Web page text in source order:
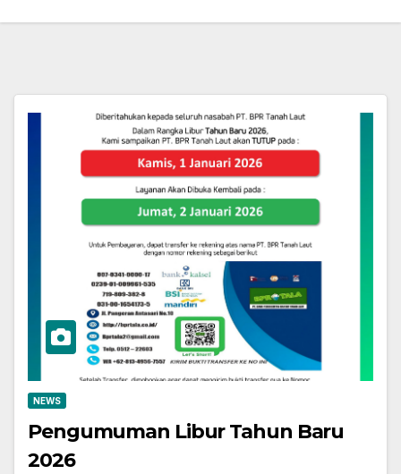
NEWS
Pengumuman Libur Tahun Baru
2026